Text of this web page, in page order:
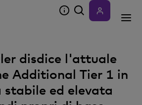
disdice l'attuale
Additional Tier 1 in
ed elevata